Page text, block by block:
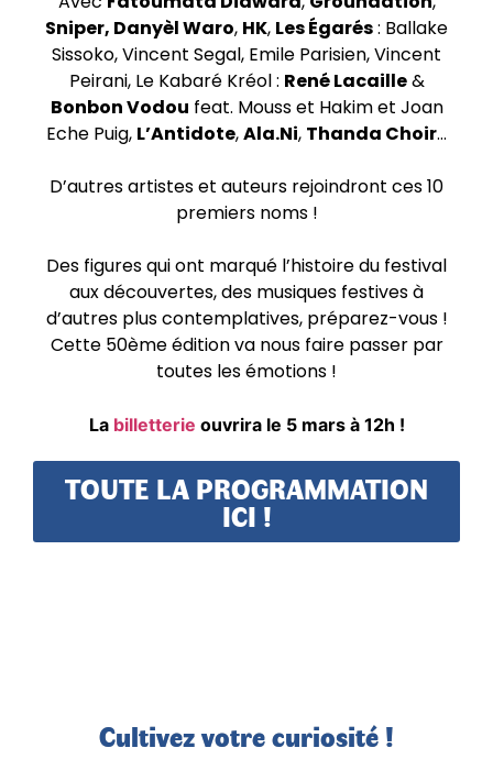
Sniper, Danyèl Waro, HK, Les Égarés: Ballake
Sissoko, Vincent Segal, Emile Parisien, Vincent
Peirani, Le Kabaré Kréol : René Lacaille&
Bonbon Vodou feat. Mouss et Hakim et Joan
Eche Puig, L’Antidote,Ala.Ni, Thanda Choir…
D’autres artistes et auteurs rejoindront ces 10
premiers noms !
Des figures qui ont marqué l’histoire du festival
aux découvertes, des musiques festives à
d’autres plus contemplatives, préparez-vous !
Cette 50ème édition va nous faire passer par
toutes les émotions !
La billetterie ouvrira le 5 mars à 12h !
TOUTE LA PROGRAMMATION
ICI !
Cultivez votre curiosité !